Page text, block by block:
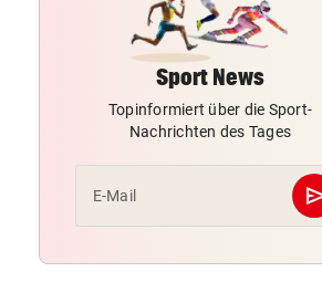
BULLEN-NOTEN IM DETAIL
Kapitän und „Zauber-Zawie“
glänzten bei Salzburg
STIMMEN ZUM SPIEL
Austria-Trainer Helm: „Das
uns besser!“
Last-Minute-Sieg
Sport News
Topinformiert über die Sport-
Nachrichten des Tages
E-Mail